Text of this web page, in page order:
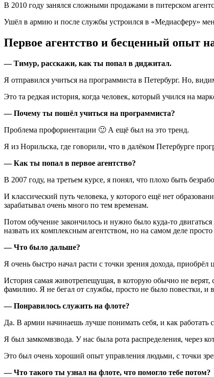
В 2010 году занялся сложными продажами в питерском
Ушёл в армию и после службы устроился в «Медиасферу»
Первое агентство и бесценный опыт
— Тимур, расскажи, как ты попал в диджитал.
Я отправился учиться на программиста в Петербург. Но,
Это та редкая история, когда человек, который учился на
— Почему ты пошёл учиться на программиста?
Проблема профориентации 🙂 А ещё был на это тренд.
Я из Норильска, где говорили, что в далёком Петербурге
— Как ты попал в первое агентство?
В 2007 году, на третьем курсе, я понял, что плохо быть
И классический путь человека, у которого ещё нет
зарабатывал очень много по тем временам.
Потом обучение закончилось и нужно было куда-то
назвать их комплексным агентством, но на самом деле
— Что было дальше?
Я очень быстро начал расти с точки зрения дохода,
История самая животрепещущая, в которую обычно не
фамилию. Я не бегал от службы, просто не было повестки, и
— Понравилось служить на флоте?
Да. В армии начинаешь лучше понимать себя, и как работать
Я был замкомвзвода. У нас была рота распределения, через
Это был очень хороший опыт управления людьми, с точки
— Что такого ты узнал на флоте, что помогло тебе потом?